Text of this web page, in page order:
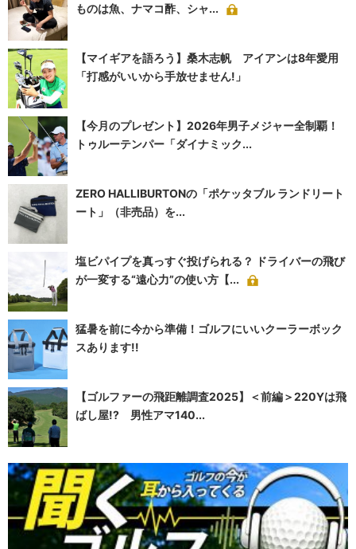
ものは魚、ナマコ酢、シャ...
【マイギアを語ろう】桑木志帆 アイアンは8年愛用
「打感がいいから手放せません!」
【今月のプレゼント】2026年男子メジャー全制覇！
トゥルーテンパー「ダイナミック...
ZERO HALLIBURTONの「ポケッタブル ランドリート
ート」（非売品）を...
塩ビパイプを真っすぐ投げられる？ ドライバーの飛び
が一変する“遠心力”の使い方【...
猛暑を前に今から準備！ゴルフにいいクーラーボック
スあります!!
【ゴルファーの飛距離調査2025】＜前編＞220Yは飛
ばし屋!? 男性アマ140...